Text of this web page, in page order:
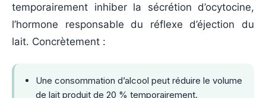
temporairement inhiber la sécrétion d’ocytocine,
l’hormone responsable du réflexe d’éjection du
lait. Concrètement :
Une consommation d’alcool peut réduire le volume
de lait produit de 20 % temporairement.